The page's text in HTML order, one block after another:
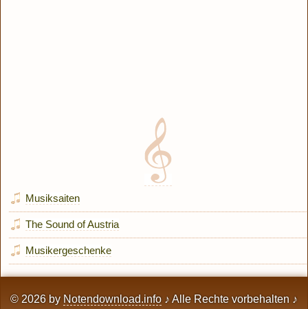
Musiksaiten
The Sound of Austria
Musikergeschenke
© 2026 by Notendownload.info ♪ Alle Rechte vorbehalten ♪